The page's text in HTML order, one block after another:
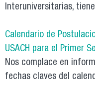
Interuniversitarias,
Calendario de
USACH para el Primer
Nos complace en
fechas claves del